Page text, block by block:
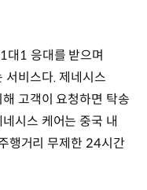
대1 응대를 받으며
서비스다. 제네시스
고객이 요청하면 탁송
시스 케어는 중국 내
행거리 무제한 24시간